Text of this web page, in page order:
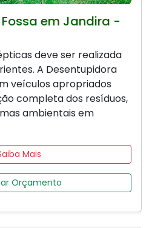
em Jandira -
deve ser realizada
A Desentupidora
veículos apropriados
completa dos resíduos,
ambientais em
Mais
Orçamento